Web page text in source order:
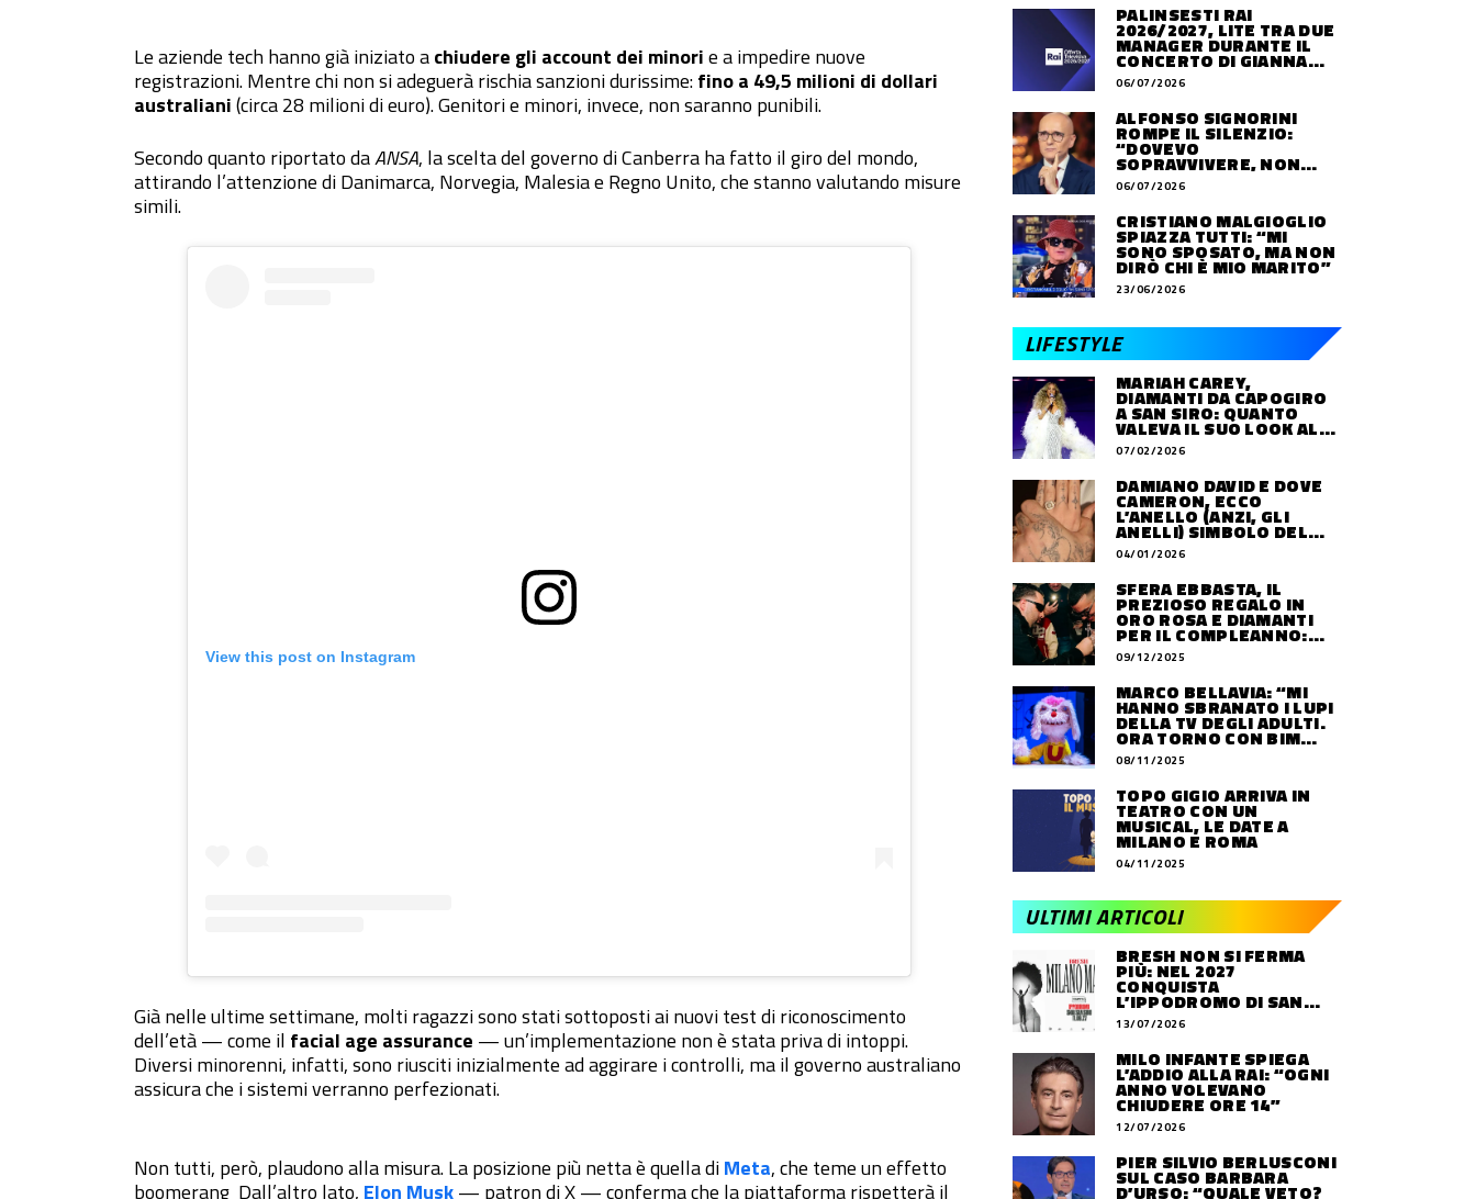
Le aziende tech hanno già iniziato achiudere gli account dei minorie a impedire nuove
registrazioni. Mentre chi non si adeguerà rischia sanzioni durissime:fino a 49,5 milioni di dollari
australiani(circa 28 milioni di euro). Genitori e minori, invece, non saranno punibili.
Secondo quanto riportato daANSA, la scelta del governo di Canberra ha fatto il giro del mondo,
attirando l’attenzione di Danimarca, Norvegia, Malesia e Regno Unito, che stanno valutando misure
simili.
View this post on Instagram
Già nelle ultime settimane, molti ragazzi sono stati sottoposti ai nuovi test di riconoscimento
dell’età — come il facial age assurance — un’implementazione non è stata priva di intoppi.
Diversi minorenni, infatti, sono riusciti inizialmente ad aggirare i controlli, ma il governo australiano
assicura che i sistemi verranno perfezionati.
Non tutti, però, plaudono alla misura. La posizione più netta è quella diMeta, che teme un effetto
boomerang Dall’altro lato, Elon Musk— patron di X — conferma che la piattaforma rispetterà il
PALINSESTI RAI
2026/2027, LITE TRA DUE
MANAGER DURANTE IL
CONCERTO DI GIANNA
NANNINI
06/07/2026
ALFONSO SIGNORINI
ROMPE IL SILENZIO:
“DOVEVO
SOPRAVVIVERE, NON
VIVERE”
06/07/2026
CRISTIANO MALGIOGLIO
SPIAZZA TUTTI: “MI
SONO SPOSATO, MA NON
DIRÒ CHI È MIO MARITO”
23/06/2026
LIFESTYLE
MARIAH CAREY,
DIAMANTI DA CAPOGIRO
A SAN SIRO: QUANTO
VALEVA IL SUO LOOK ALLE
OLIMPIADI
07/02/2026
DAMIANO DAVID E DOVE
CAMERON, ECCO
L’ANELLO (ANZI, GLI
ANELLI) SIMBOLO DEL
LORO AMORE
04/01/2026
SFERA EBBASTA, IL
PREZIOSO REGALO IN
ORO ROSA E DIAMANTI
PER IL COMPLEANNO:
QUANTO VALE
09/12/2025
MARCO BELLAVIA: “MI
HANNO SBRANATO I LUPI
DELLA TV DEGLI ADULTI.
ORA TORNO CON BIM
BUM BAM PARTY”
08/11/2025
TOPO GIGIO ARRIVA IN
TEATRO CON UN
MUSICAL, LE DATE A
MILANO E ROMA
04/11/2025
ULTIMI ARTICOLI
BRESH NON SI FERMA
PIÙ: NEL 2027
CONQUISTA
L’IPPODROMO DI SAN
SIRO CON “MILANO
MAREA”
13/07/2026
MILO INFANTE SPIEGA
L’ADDIO ALLA RAI: “OGNI
ANNO VOLEVANO
CHIUDERE ORE 14”
12/07/2026
PIER SILVIO BERLUSCONI
SUL CASO BARBARA
D’URSO: “QUALE VETO?